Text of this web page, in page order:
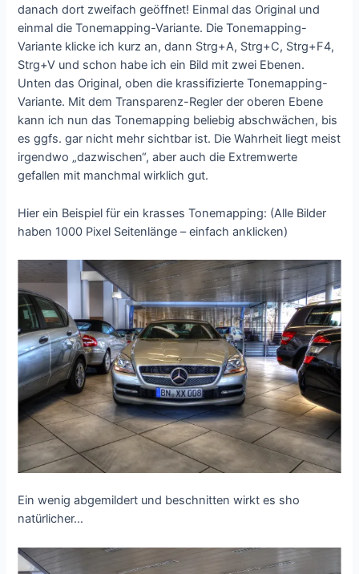
danach dort zweifach geöffnet! Einmal das Original und
einmal die Tonemapping-Variante. Die Tonemapping-
Variante klicke ich kurz an, dann Strg+A, Strg+C, Strg+F4,
Strg+V und schon habe ich ein Bild mit zwei Ebenen.
Unten das Original, oben die krassifizierte Tonemapping-
Variante. Mit dem Transparenz-Regler der oberen Ebene
kann ich nun das Tonemapping beliebig abschwächen, bis
es ggfs. gar nicht mehr sichtbar ist. Die Wahrheit liegt meist
irgendwo „dazwischen“, aber auch die Extremwerte
gefallen mit manchmal wirklich gut.
Hier ein Beispiel für ein krasses Tonemapping: (Alle Bilder
haben 1000 Pixel Seitenlänge – einfach anklicken)
Ein wenig abgemildert und beschnitten wirkt es sho
natürlicher…